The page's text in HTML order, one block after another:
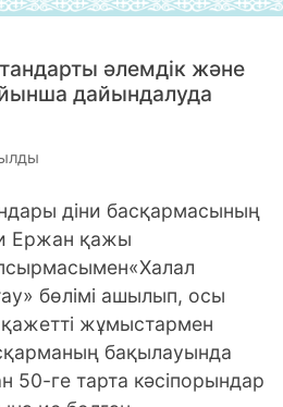
әлемдік және
дайындалуда
дiни басқармасының
Ержан қажы
бөлiмi ашылып, осы
қажетті жұмыстармен
бақылауында
ге тарта кәсіпорындар